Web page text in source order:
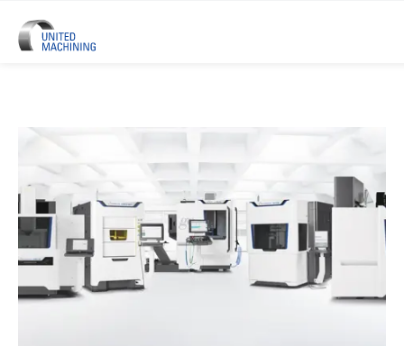
UNITED MACHINING – 6つ